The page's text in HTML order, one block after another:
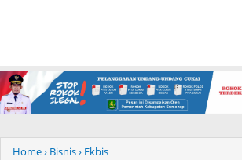
Home› Bisnis› Ekbis